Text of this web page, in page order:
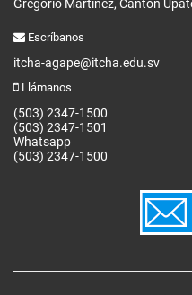
Gregorio Martínez, Cantón
Escríbanos
itcha-agape@itcha.edu.sv
Llámanos
(503) 2347-1500
(503) 2347-1501
Whatsapp
(503) 2347-1500